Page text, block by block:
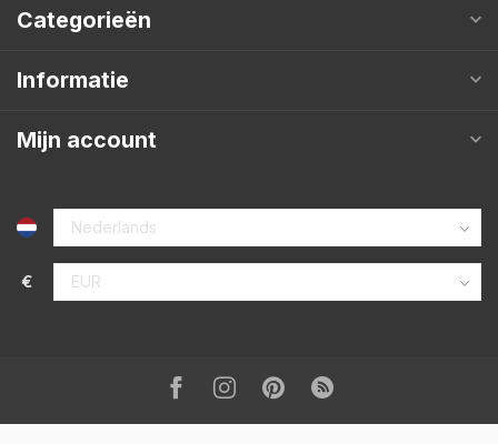
Categorieën
Informatie
Mijn account
€